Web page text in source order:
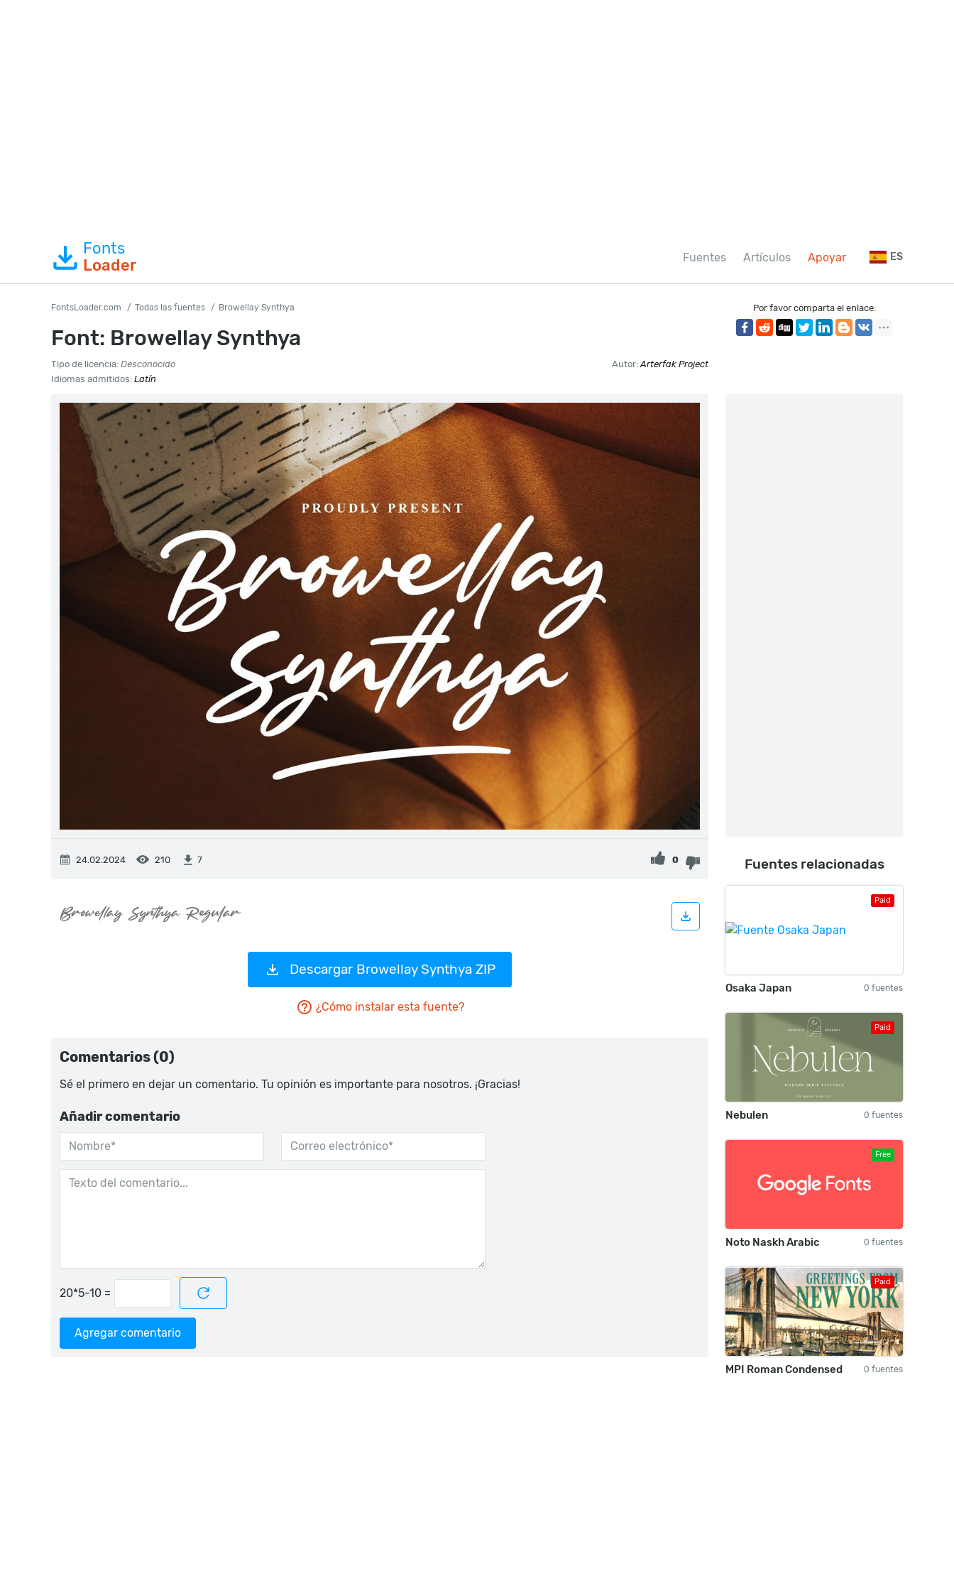
Fonts
Loader
Fuentes Artículos Apoyar ES
FontsLoader.com Todas las fuentes Browellay Synthya
Font: Browellay Synthya
Tipo de licencia: Desconocido Autor:Arterfak Project
Idiomas admitidos: Latín
Por favor comparta el enlace:
24.02.2024 210 7 0
Descargar Browellay Synthya ZIP
¿Cómo instalar esta fuente?
Comentarios (0)
Sé el primero en dejar un comentario. Tu opinión es importante para nosotros. ¡Gracias!
Añadir comentario
=
Agregar comentario
Fuentes relacionadas
Paid
Osaka Japan 0 fuentes
Paid
Nebulen 0 fuentes
Free
Noto Naskh Arabic 0 fuentes
Paid
MPI Roman Condensed 0 fuentes